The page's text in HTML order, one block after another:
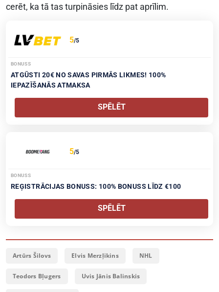
cerēt, ka tā tas turpināsies līdz pat aprīlim.
5/5
BONUSS
ATGŪSTI 20€ NO SAVAS PIRMĀS LIKMES! 100%
IEPAZĪŠANĀS ATMAKSA
SPĒLĒT
5/5
BONUSS
REĢISTRĀCIJAS BONUSS: 100% BONUSS LĪDZ €100
SPĒLĒT
Artūrs Šilovs Elvis Merzļikins NHL
Teodors Bļugers Uvis Jānis Balinskis